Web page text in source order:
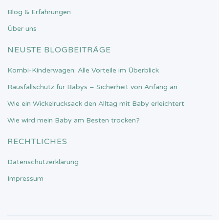
Blog & Erfahrungen
Über uns
NEUSTE BLOGBEITRÄGE
Kombi-Kinderwagen: Alle Vorteile im Überblick
Rausfallschutz für Babys – Sicherheit von Anfang an
Wie ein Wickelrucksack den Alltag mit Baby erleichtert
Wie wird mein Baby am Besten trocken?
RECHTLICHES
Datenschutzerklärung
Impressum